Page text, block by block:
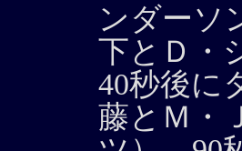
ンダーソ
下とＤ・
40秒後に
藤とＭ・